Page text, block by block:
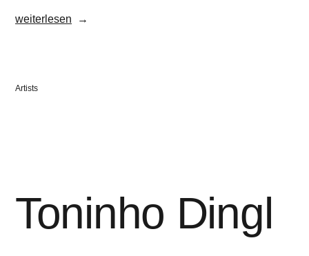
„Julien
weiterlesen
Veröffentlicht
Artists
Toninho Dingl